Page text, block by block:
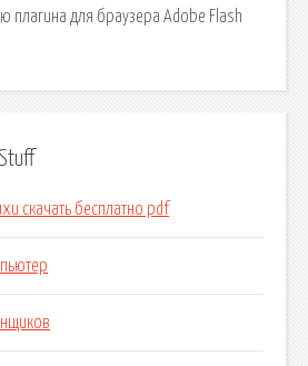
плагина для браузера Adobe Flash
скачать бесплатно pdf